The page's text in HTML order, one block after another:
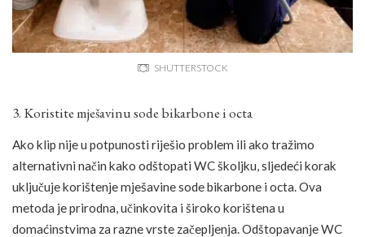
SHUTTERSTOCK
3. Koristite mješavinu sode bikarbone i octa
Ako klip nije u potpunosti riješio problem ili ako tražimo
alternativni način kako odštopati WC školjku, sljedeći korak
uključuje korištenje mješavine sode bikarbone i octa. Ova
metoda je prirodna, učinkovita i široko korištena u
domaćinstvima za razne vrste začepljenja. Odštopavanje WC